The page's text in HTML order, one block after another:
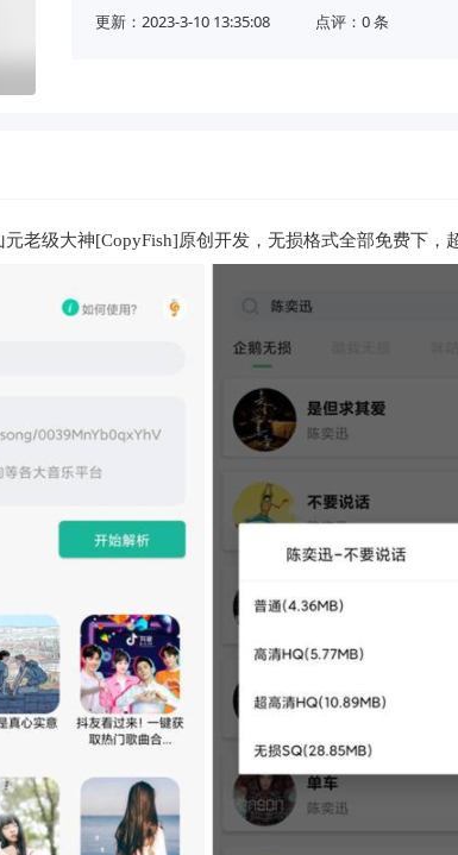
更新：2023-3-10 13:35:08 点评：0 条
老级大神[CopyFish]原创开发，无损格式全部免费下，